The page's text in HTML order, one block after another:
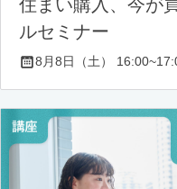
住まい購入、今が
ルセミナー
8月8日（土）